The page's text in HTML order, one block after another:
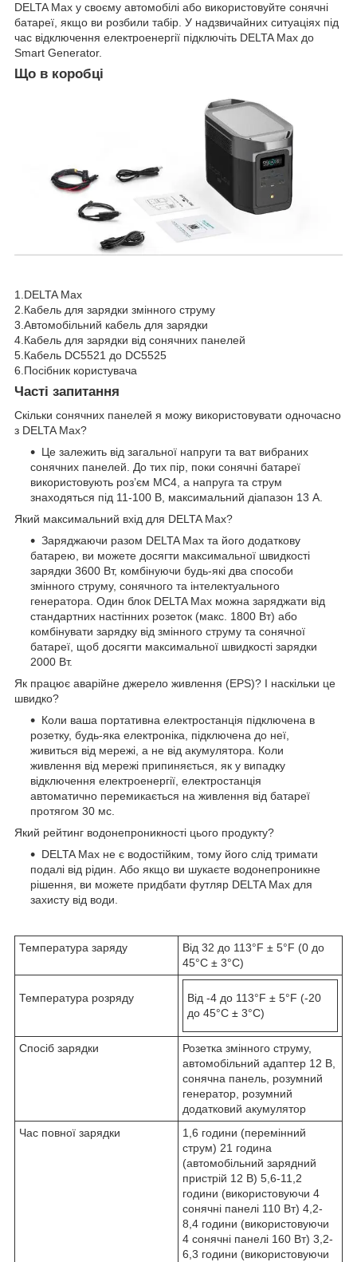
DELTA Max у своєму автомобілі або використовуйте сонячні
батареї, якщо ви розбили табір. У надзвичайних ситуаціях під
час відключення електроенергії підключіть DELTA Max до
Smart Generator.
Що в коробці
1.DELTA Max
2.Кабель для зарядки змінного струму
3.Автомобільний кабель для зарядки
4.Кабель для зарядки від сонячних панелей
5.Кабель DC5521 до DC5525
6.Посібник користувача
Часті запитання
Скільки сонячних панелей я можу використовувати одночасно
з DELTA Max?
Це залежить від загальної напруги та ват вибраних
сонячних панелей. До тих пір, поки сонячні батареї
використовують роз’єм MC4, а напруга та струм
знаходяться під 11-100 В, максимальний діапазон 13 А.
Який максимальний вхід для DELTA Max?
Заряджаючи разом DELTA Max та його додаткову
батарею, ви можете досягти максимальної швидкості
зарядки 3600 Вт, комбінуючи будь-які два способи
змінного струму, сонячного та інтелектуального
генератора. Один блок DELTA Max можна заряджати від
стандартних настінних розеток (макс. 1800 Вт) або
комбінувати зарядку від змінного струму та сонячної
батареї, щоб досягти максимальної швидкості зарядки
2000 Вт.
Як працює аварійне джерело живлення (EPS)? І наскільки це
швидко?
Коли ваша портативна електростанція підключена в
розетку, будь-яка електроніка, підключена до неї,
живиться від мережі, а не від акумулятора. Коли
живлення від мережі припиняється, як у випадку
відключення електроенергії, електростанція
автоматично перемикається на живлення від батареї
протягом 30 мс.
Який рейтинг водонепроникності цього продукту?
DELTA Max не є водостійким, тому його слід тримати
подалі від рідин. Або якщо ви шукаєте водонепроникне
рішення, ви можете придбати футляр DELTA Max для
захисту від води.
Температура заряду
Від 32 до 113°F ± 5°F (0 до
45°C ± 3°C)
Температура розряду
Від -4 до 113°F ± 5°F (-20
до 45°C ± 3°C)
Спосіб зарядки
Розетка змінного струму,
автомобільний адаптер 12 В,
сонячна панель, розумний
генератор, розумний
додатковий акумулятор
Час повної зарядки
1,6 години (перемінний
струм) 21 година
(автомобільний зарядний
пристрій 12 В) 5,6-11,2
години (використовуючи 4
сонячні панелі 110 Вт) 4,2-
8,4 години (використовуючи
4 сонячні панелі 160 Вт) 3,2-
6,3 години (використовуючи